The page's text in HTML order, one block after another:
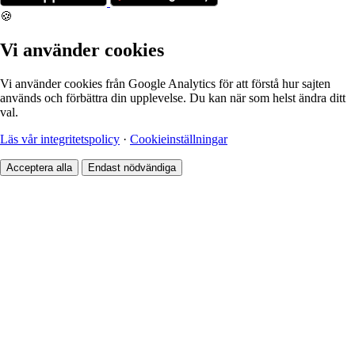
🍪
Vi använder cookies
Vi använder cookies från Google Analytics för att förstå hur sajten
används och förbättra din upplevelse. Du kan när som helst ändra ditt
val.
Läs vår integritetspolicy · Cookieinställningar
Acceptera alla Endast nödvändiga